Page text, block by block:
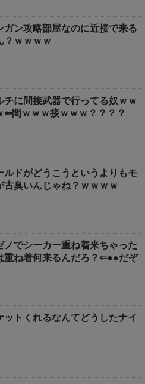
ガン攻略部屋なのに近接で来る
？ｗｗｗｗ
チに間接武器で行ってる奴ｗｗ
⇐間ｗｗｗ接ｗｗｗ？？？？
ルドがどうこうというよりもモ
古臭いんじゃね？ｗｗｗｗ
ノでシーカー重ね着来ちゃった
重ね着何来るんだろ？⇐●●だぞ
ットくれるなんてどうしたナイ